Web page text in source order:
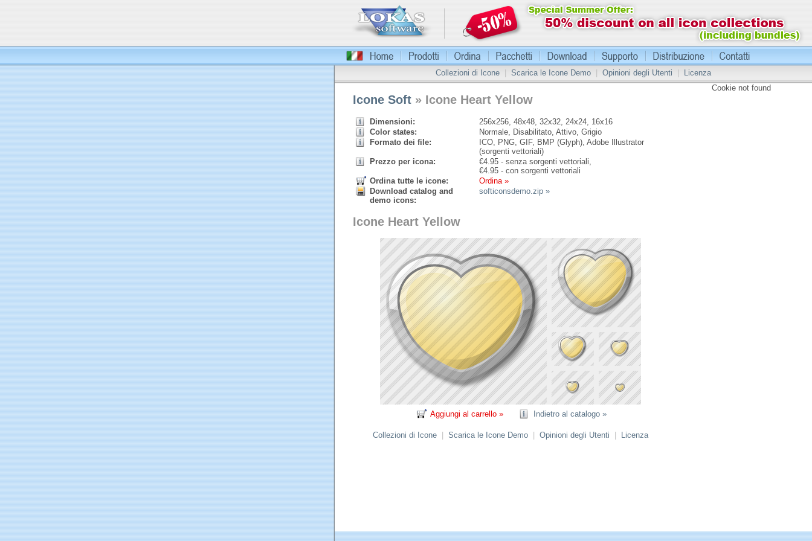
Collezioni di Icone Scarica le Icone Demo Opinioni degli Utenti Licenza
Icone Soft » Icone Heart Yellow
Dimensioni:
256x256, 48x48, 32x32, 24x24, 16x16
Color states:
Normale, Disabilitato, Attivo, Grigio
Formato dei file:
ICO, PNG, GIF, BMP (Glyph), Adobe Illustrator
(sorgenti vettoriali)
Prezzo per icona:
€4.95 - senza sorgenti vettoriali,
€4.95 - con sorgenti vettoriali
Ordina tutte le icone:
Ordina »
Download catalog and
demo icons:
softiconsdemo.zip »
Icone Heart Yellow
Aggiungi al carrello » Indietro al catalogo »
Collezioni di Icone Scarica le Icone Demo Opinioni degli Utenti Licenza
Cookie not found